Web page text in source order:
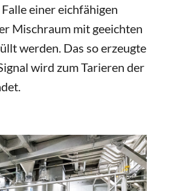
einer eichfähigen
Mischraum mit geeichten
werden. Das so erzeugte
wird zum Tarieren der